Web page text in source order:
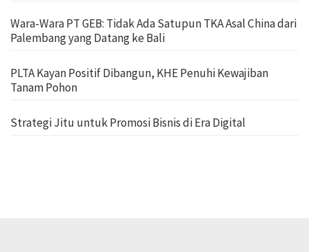
Wara-Wara PT GEB: Tidak Ada Satupun TKA Asal China dari
Palembang yang Datang ke Bali
PLTA Kayan Positif Dibangun, KHE Penuhi Kewajiban
Tanam Pohon
Strategi Jitu untuk Promosi Bisnis di Era Digital